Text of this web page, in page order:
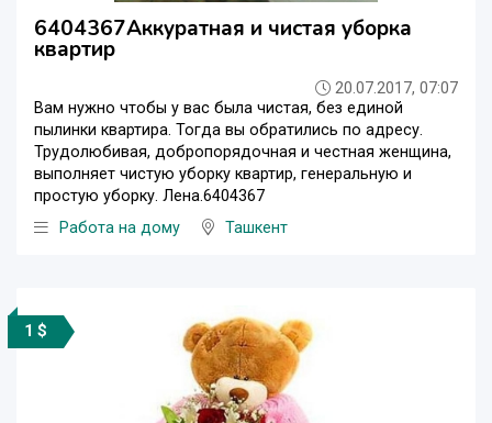
6404367Аккуратная и чистая уборка
квартир
20.07.2017, 07:07
Вам нужно чтобы у вас была чистая, без единой
пылинки квартира. Тогда вы обратились по адресу.
Трудолюбивая, добропорядочная и честная женщина,
выполняет чистую уборку квартир, генеральную и
простую уборку. Лена.6404367
Работа на дому
Ташкент
1 $